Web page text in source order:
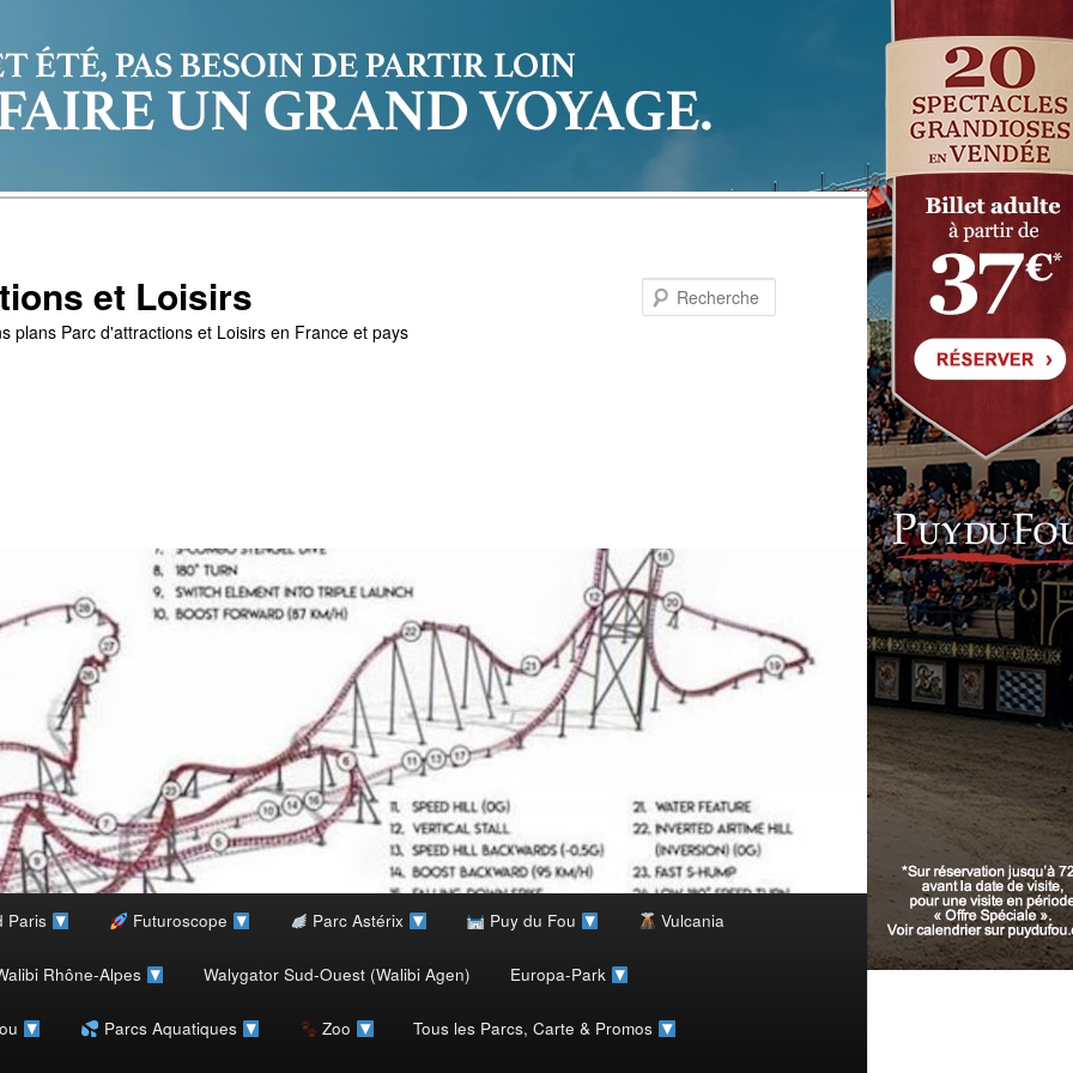
et Loisirs
plans Parc d'attractions et Loisirs en France et pays
Recherche
Paris Futuroscope Parc Astérix Puy du Fou Vulcania
Rhône-Alpes Walygator Sud-Ouest (Walibi Agen) Europa-Park
Parcs Aquatiques Zoo Tous les Parcs, Carte & Promos